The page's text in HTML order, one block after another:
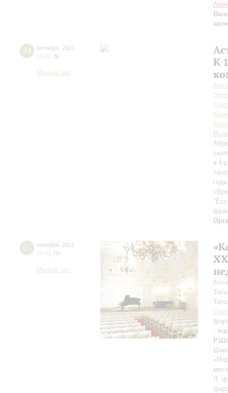
24 октября 2021
19:00 Вс
Малый зал
К
в
25 октября 2021
19:00 Пн
Малый зал
-
Л.